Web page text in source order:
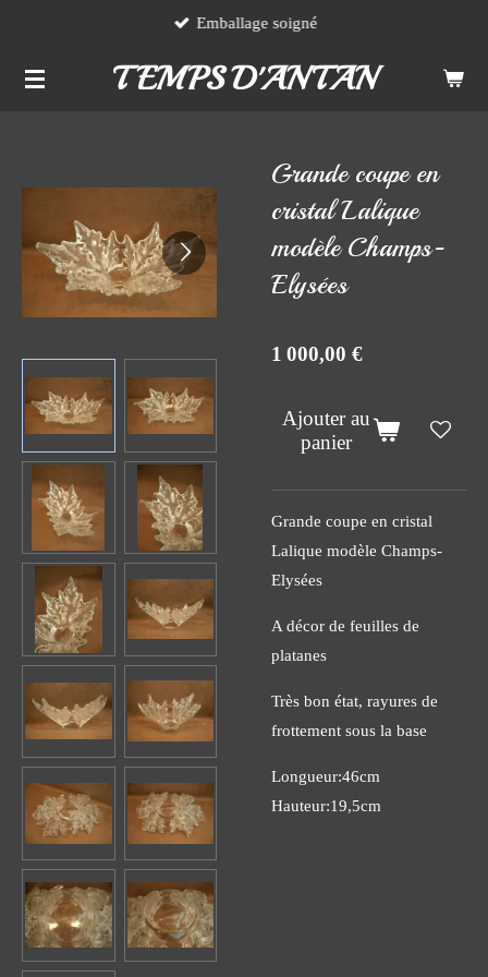
contenu
TEMPS D'ANTAN
Emballage soigné
Grande coupe en
cristal Lalique
modèle Champs-
Elysées
1 000,00 €
Ajouter au
panier
Grande coupe en cristal
Lalique modèle Champs-
Elysées
A décor de feuilles de
platanes
Très bon état, rayures de
frottement sous la base
Longueur:46cm
Hauteur:19,5cm